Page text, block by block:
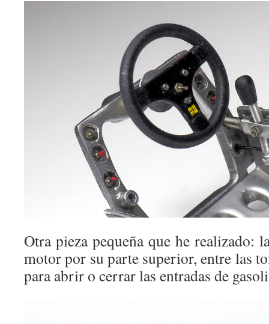
Otra pieza pequeña que he realizado:
motor por su parte superior, entre las
para abrir o cerrar las entradas de